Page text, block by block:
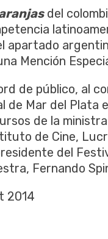
del
apartado
Mención
de público, al
de Mar del Plata
de la
de Cine,
del
Fernando
2014